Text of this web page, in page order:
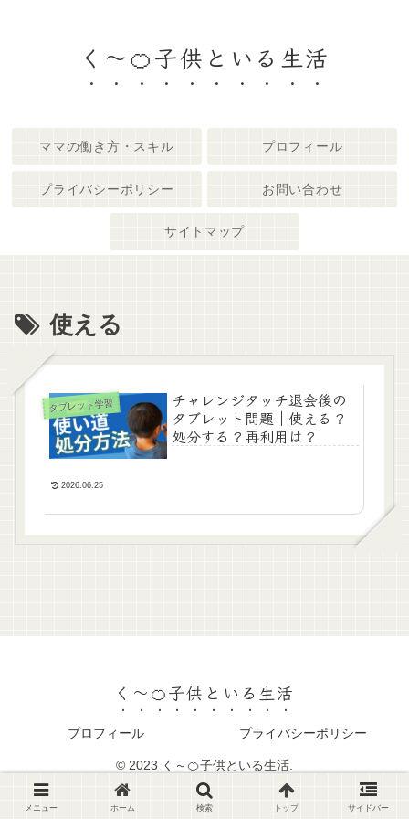
く～🍊子供といる生活
ママの働き方・スキル プロフィール
プライバシーポリシー お問い合わせ
サイトマップ
使える
タブレット学習
チャレンジタッチ退会後の
タブレット問題｜使える？
処分する？再利用は？
2026.06.25
く～🍊子供といる生活
プロフィール プライバシーポリシー
© 2023 く～🍊子供といる生活.
メニュー ホーム 検索 トップ サイドバー